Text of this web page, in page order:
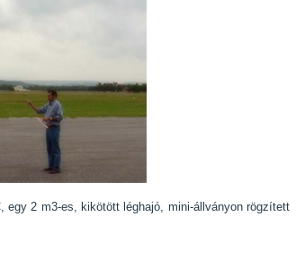
egy 2 m3-es, kikötött léghajó, mini-állványon rögzített